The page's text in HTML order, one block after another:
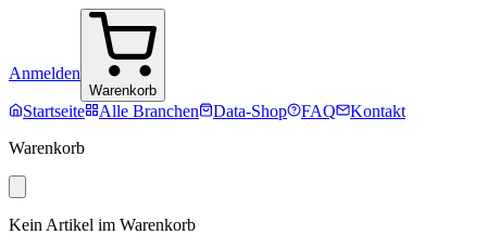
Anmelden
Warenkorb
Startseite Alle Branchen Data-Shop FAQ
Kontakt
Warenkorb
Kein Artikel im Warenkorb